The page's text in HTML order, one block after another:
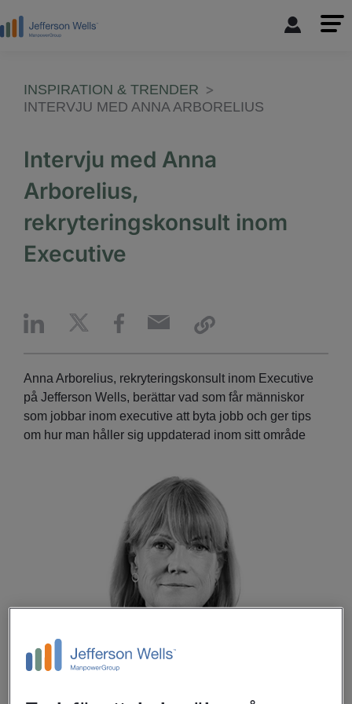
INSPIRATION & TRENDER
INTERVJU MED ANNA ARBORELIUS
Intervju med Anna
Arborelius,
rekryteringskonsult inom
Executive
Anna Arborelius, rekryteringskonsult inom Executive
på Jefferson Wells, berättar vad som får människor
som jobbar inom executive att byta jobb och ger tips
om hur man håller sig uppdaterad inom sitt område